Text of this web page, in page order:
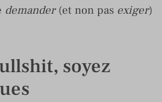
demander(et non pas exiger)
soyez